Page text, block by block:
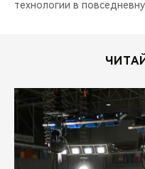
технологии в